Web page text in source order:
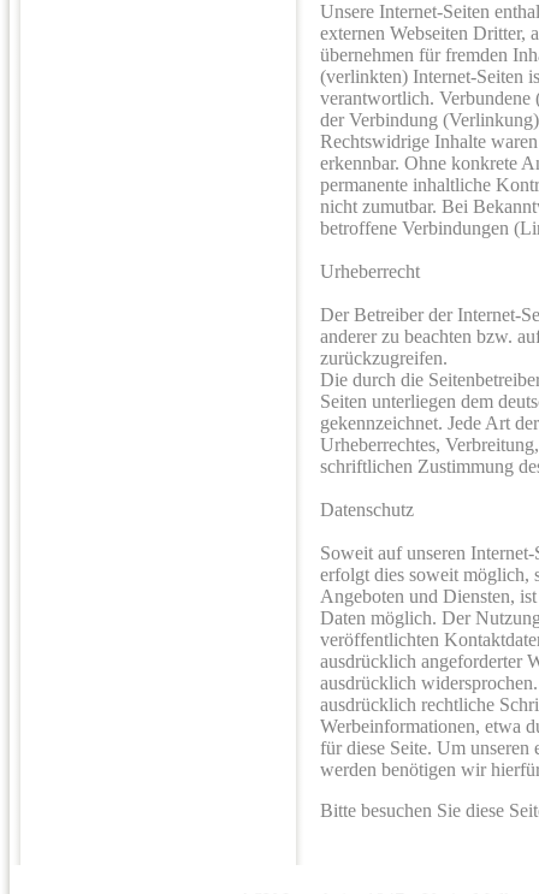
Unsere Internet-Seiten
externen Webseiten Dritter,
übernehmen für fremden
(verlinkten) Internet-Seiten
verantwortlich.
der Verbindung
Rechtswidrige Inhalte
erkennbar. Ohne konkrete
permanente inhaltliche
nicht zumutbar. Bei
betroffene Verbindungen
Urheberrecht
Der Betreiber der Internet-
anderer zu beachten bzw.
zurückzugreifen.
Die durch die
Seiten unterliegen dem
gekennzeichnet. Jede Art
Urheberrechtes,
schriftlichen Zustimmung
Datenschutz
Soweit auf unseren
erfolgt dies soweit möglich,
Angeboten und Diensten,
Daten möglich. Der
veröffentlichten
ausdrücklich angeforderter
ausdrücklich
ausdrücklich rechtliche
Werbeinformationen, etwa
für diese Seite. Um unseren
werden benötigen wir
Bitte besuchen Sie diese